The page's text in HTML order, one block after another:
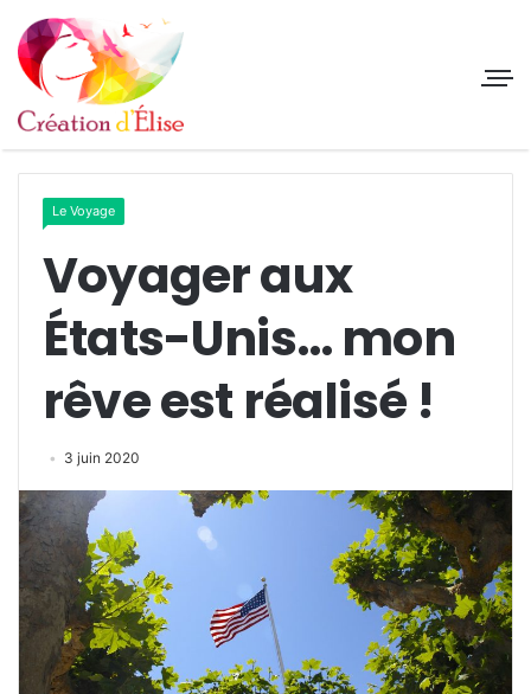
Le Voyage
Voyager aux
États-Unis… mon
rêve est réalisé !
3 juin 2020